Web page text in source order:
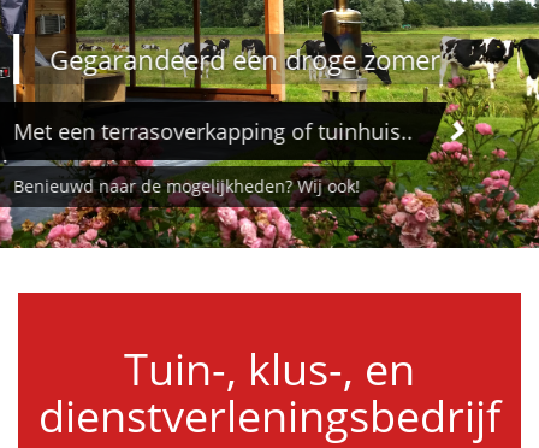
Gegarandeerd een droge zomer
Met een terrasoverkapping of tuinhuis..
Benieuwd naar de mogelijkheden? Wij ook!
Tuin-, klus-, en
dienstverleningsbedrijf